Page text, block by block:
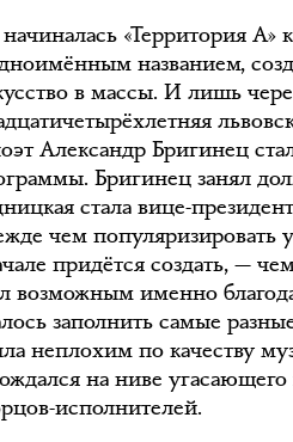
«Территория А»
названием,
в массы. И лишь
Александр Бригинец
Бригинец занял
стала вице-
чем популяризировать
придётся создать, —
возможным именно
заполнить самые
неплохим по качеству
на ниве
исполнителей.